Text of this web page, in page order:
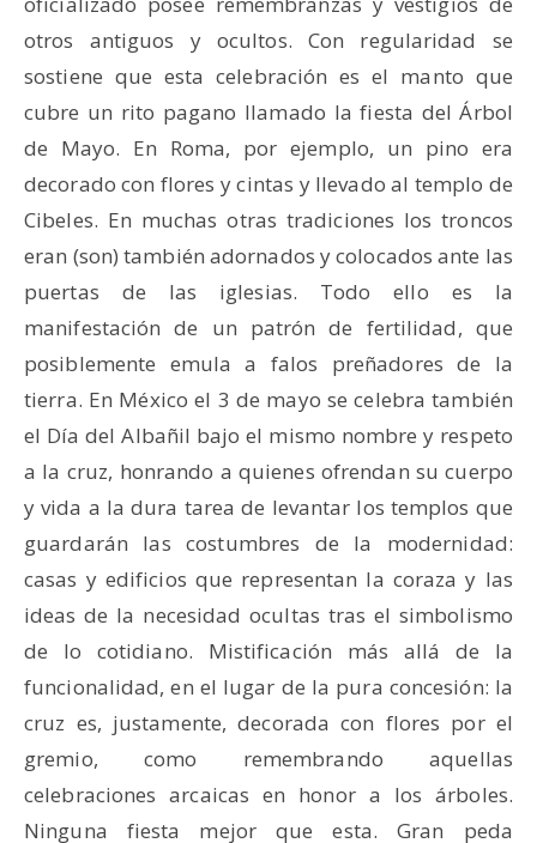
otros antiguos y ocultos. Con regularidad se
sostiene que esta celebración es el manto que
cubre un rito pagano llamado la fiesta del Árbol
de Mayo. En Roma, por ejemplo, un pino era
decorado con flores y cintas y llevado al templo de
Cibeles. En muchas otras tradiciones los troncos
eran (son) también adornados y colocados ante las
puertas de las iglesias. Todo ello es la
manifestación de un patrón de fertilidad, que
posiblemente emula a falos preñadores de la
tierra. En México el 3 de mayo se celebra también
el Día del Albañil bajo el mismo nombre y respeto
a la cruz, honrando a quienes ofrendan su cuerpo
y vida a la dura tarea de levantar los templos que
guardarán las costumbres de la modernidad:
casas y edificios que representan la coraza y las
ideas de la necesidad ocultas tras el simbolismo
de lo cotidiano. Mistificación más allá de la
funcionalidad, en el lugar de la pura concesión: la
cruz es, justamente, decorada con flores por el
gremio, como remembrando aquellas
celebraciones arcaicas en honor a los árboles.
Ninguna fiesta mejor que esta. Gran peda